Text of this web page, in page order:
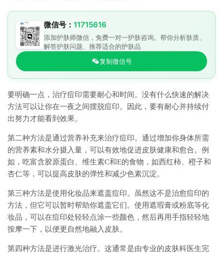
微信号： 11715616
添加护肤师微信，免费一对一护肤咨询。帮你分析肤质、
解答护肤问题、推荐适合的护肤品
复制微信号
要明确一点，治疗痘印需要耐心和时间。没有什么快速的解决
方法可以让你在一夜之间摆脱痘印。因此，要有耐心并持续付
出努力才能看到效果。
第二种方法是通过营养补充来治疗痘印。通过增加你身体所需
的营养素和水分摄入量，可以有效地促进皮肤健康和愈合。例
如，吃富含胶原蛋白、维生素C和E的食物，如西红柿、橙子和
杏仁等，可以提高皮肤的弹性和减少色素沉淀。
第三种方法是使用化妆品来遮盖痘印。虽然这不是治愈痘印的
方法，但它可以暂时帮助你遮盖它们。使用遮瑕膏或粉底等化
妆品，可以在痘印处轻轻点涂一些颜色，然后再用手指轻轻地
按摩一下，以便更自然地融入皮肤。
第四种方法是进行激光治疗。这通常是由专业的皮肤科医生完